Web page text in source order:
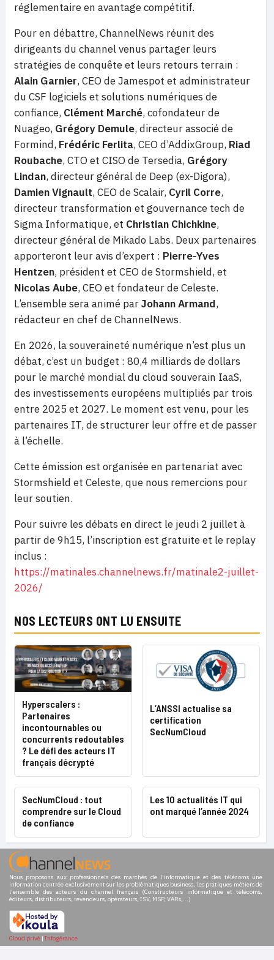
réglementaire en avantage compétitif.
Pour en débattre, ChannelNews réunit des
dirigeants du channel venus partager leurs
stratégies de conquête et leurs retours terrain :
Alain Garnier, CEO de Jamespot et administrateur
du CSF logiciels et solutions numériques de
confiance, Clément Marché, cofondateur de
Nuageo, Grégory Demule, directeur associé de
Formind, Frédéric Ferlita, CEO d’AddixGroup, Riad
Roubache, CTO et CISO de Tersedia, Grégory
Lindan, directeur général de Deep (ex-Digora),
Damien Vignault, CEO de Scalair, Cyril Corre,
directeur transformation et gouvernance tech de
Sigma Informatique, et Christian Chichkine,
directeur général de Mikado Labs. Deux partenaires
apporteront leur avis d’expert : Pierre-Yves
Hentzen, président et CEO de Stormshield, et
Nicolas Aube, CEO et fondateur de Celeste.
L’ensemble sera animé parJohann Armand,
rédacteur en chef de ChannelNews.
En 2026, la souveraineté numérique n’est plus un
débat, c’est un budget : 80,4 milliards de dollars
pour le marché mondial du cloud souverain IaaS,
des investissements européens multipliés par trois
entre 2025 et 2027. Le moment est venu, pour les
partenaires IT, de structurer leur offre et de passer
à l’échelle.
Cette émission est organisée en partenariat avec
Stormshield et Celeste, que nous remercions pour
leur soutien.
Pour suivre les débats en direct le jeudi 2 juillet à
partir de 9h15, l’inscription est gratuite et le replay
inclus :
https://matinales.channelnews.fr/matinale2-juillet-
2026/
NOS LECTEURS ONT LU ENSUITE
Hyperscalers :
Partenaires
incontournables ou
concurrents redoutables
? Le défi des acteurs IT
français décrypté
L’ANSSI actualise sa
certification
SecNumCloud
SecNumCloud : tout
comprendre sur le Cloud
de confiance
Les 10 actualités IT qui
ont marqué l’année 2024
Nous proposons aux professionnels des marchés de l'informatique et des télécoms une
information centrée exclusivement sur les problématiques business, les pratiques métiers de
l'ensemble des acteurs du channel français (Constructeurs informatique et télécoms,
éditeurs, distributeurs, revendeurs, opérateurs, ISV, MSP, VARs,...)
Cloud privé | Infogérance